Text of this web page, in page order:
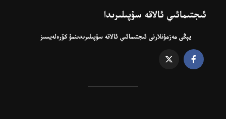
ئىجتىمائىي ئالاقە سۇپىلىرىدا
يېڭى مەزمۇنلارنى ئىجتىمائىي ئالاقە سۇپىلىرىدىنمۇ كۆرەلەيسىز